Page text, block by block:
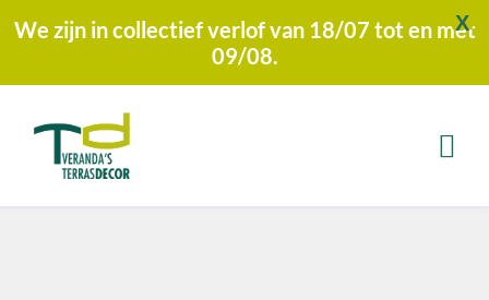
X
We zijn in collectief verlof van 18/07 tot en met
09/08.